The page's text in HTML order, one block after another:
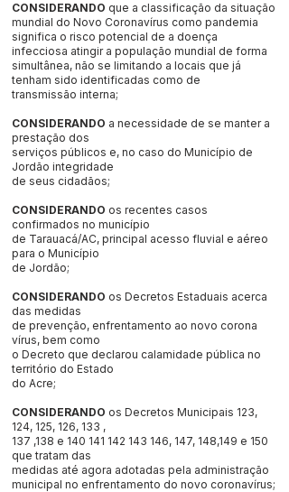
CONSIDERANDO que a classificação da situação
mundial do Novo Coronavírus como pandemia
significa o risco potencial de a doença
infecciosa atingir a população mundial de forma
simultânea, não se limitando a locais que já
tenham sido identificadas como de
transmissão interna;
CONSIDERANDO a necessidade de se manter a
prestação dos
serviços públicos e, no caso do Município de
Jordão integridade
de seus cidadãos;
CONSIDERANDO os recentes casos
confirmados no município
de Tarauacá/AC, principal acesso fluvial e aéreo
para o Município
de Jordão;
CONSIDERANDO os Decretos Estaduais acerca
das medidas
de prevenção, enfrentamento ao novo corona
vírus, bem como
o Decreto que declarou calamidade pública no
território do Estado
do Acre;
CONSIDERANDO os Decretos Municipais 123,
124, 125, 126, 133 ,
137 ,138 e 140 141 142 143 146, 147, 148,149 e 150
que tratam das
medidas até agora adotadas pela administração
municipal no enfrentamento do novo coronavírus;